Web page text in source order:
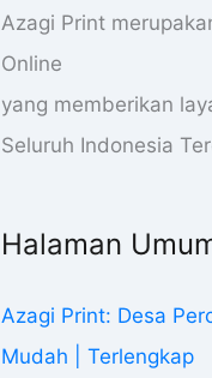
Azagi Print
Online
yang memberikan
Seluruh Indonesia
Halaman
Azagi Print: Desa
Mudah | Terlengkap